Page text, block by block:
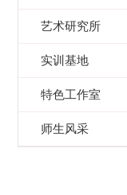
艺术研究所
实训基地
特色工作室
师生风采